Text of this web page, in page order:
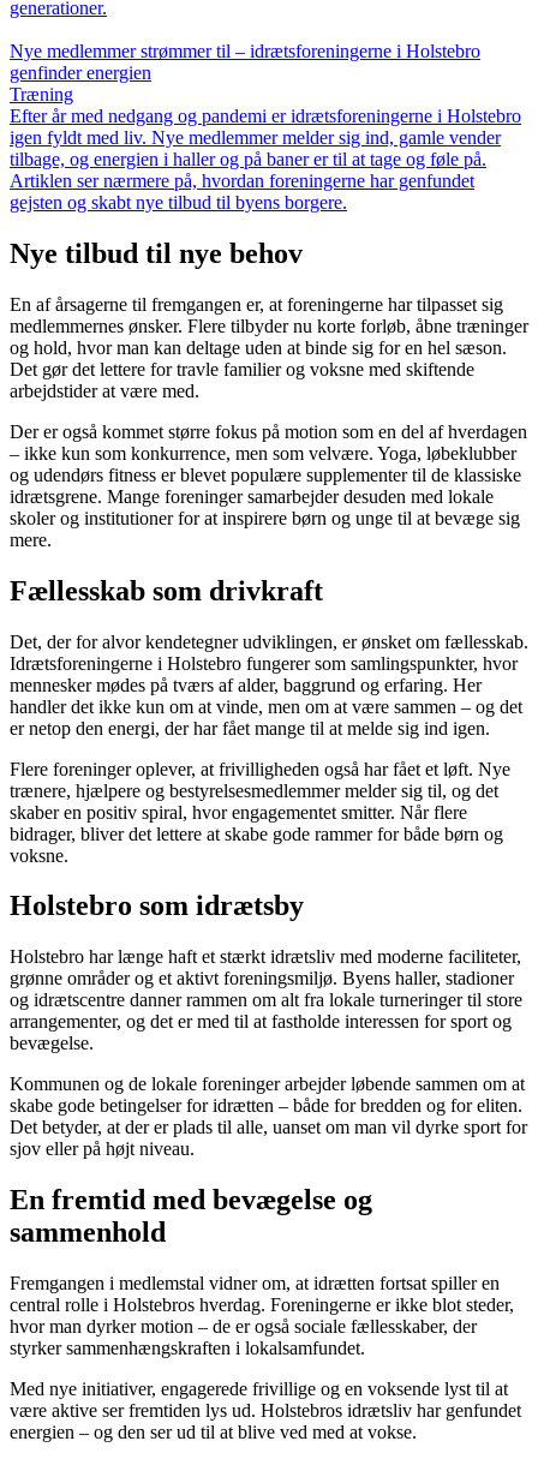
generationer.
Nye medlemmer strømmer til – idrætsforeningerne i Holstebro
genfinder energien
Træning
Efter år med nedgang og pandemi er idrætsforeningerne i Holstebro
igen fyldt med liv. Nye medlemmer melder sig ind, gamle vender
tilbage, og energien i haller og på baner er til at tage og føle på.
Artiklen ser nærmere på, hvordan foreningerne har genfundet
gejsten og skabt nye tilbud til byens borgere.
Nye tilbud til nye behov
En af årsagerne til fremgangen er, at foreningerne har tilpasset sig
medlemmernes ønsker. Flere tilbyder nu korte forløb, åbne træninger
og hold, hvor man kan deltage uden at binde sig for en hel sæson.
Det gør det lettere for travle familier og voksne med skiftende
arbejdstider at være med.
Der er også kommet større fokus på motion som en del af hverdagen
– ikke kun som konkurrence, men som velvære. Yoga, løbeklubber
og udendørs fitness er blevet populære supplementer til de klassiske
idrætsgrene. Mange foreninger samarbejder desuden med lokale
skoler og institutioner for at inspirere børn og unge til at bevæge sig
mere.
Fællesskab som drivkraft
Det, der for alvor kendetegner udviklingen, er ønsket om fællesskab.
Idrætsforeningerne i Holstebro fungerer som samlingspunkter, hvor
mennesker mødes på tværs af alder, baggrund og erfaring. Her
handler det ikke kun om at vinde, men om at være sammen – og det
er netop den energi, der har fået mange til at melde sig ind igen.
Flere foreninger oplever, at frivilligheden også har fået et løft. Nye
trænere, hjælpere og bestyrelsesmedlemmer melder sig til, og det
skaber en positiv spiral, hvor engagementet smitter. Når flere
bidrager, bliver det lettere at skabe gode rammer for både børn og
voksne.
Holstebro som idrætsby
Holstebro har længe haft et stærkt idrætsliv med moderne faciliteter,
grønne områder og et aktivt foreningsmiljø. Byens haller, stadioner
og idrætscentre danner rammen om alt fra lokale turneringer til store
arrangementer, og det er med til at fastholde interessen for sport og
bevægelse.
Kommunen og de lokale foreninger arbejder løbende sammen om at
skabe gode betingelser for idrætten – både for bredden og for eliten.
Det betyder, at der er plads til alle, uanset om man vil dyrke sport for
sjov eller på højt niveau.
En fremtid med bevægelse og
sammenhold
Fremgangen i medlemstal vidner om, at idrætten fortsat spiller en
central rolle i Holstebros hverdag. Foreningerne er ikke blot steder,
hvor man dyrker motion – de er også sociale fællesskaber, der
styrker sammenhængskraften i lokalsamfundet.
Med nye initiativer, engagerede frivillige og en voksende lyst til at
være aktive ser fremtiden lys ud. Holstebros idrætsliv har genfundet
energien – og den ser ud til at blive ved med at vokse.